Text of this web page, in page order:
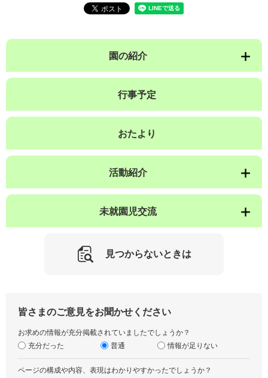
園の紹介
行事予定
おたより
活動紹介
未就園児交流
見つからないときは
皆さまのご意見をお聞かせください
お求めの情報が充分掲載されていましたでしょうか？
充分だった
普通 情報が足りない
ページの構成や内容、表現はわかりやすかったでしょうか？